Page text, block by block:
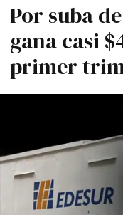
Por suba
gana casi
primer